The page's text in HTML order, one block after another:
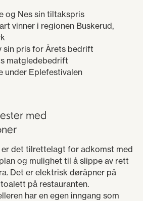
og Nes sin tiltakspris
vinner i regionen Buskerud,
sin pris for Årets bedrift
matgledebedrift
under Eplefestivalen
med
er det tilrettelagt for adkomst med
og mulighet til å slippe av rett
Det er elektrisk døråpner på
på restauranten.
har en egen inngang som